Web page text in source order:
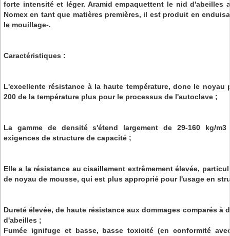
forte intensité et léger. Aramid empaquettent le nid d'abeilles
Nomex en tant que matières premières, il est produit en
le mouillage-.
Caractéristiques :
L'excellente résistance à la haute température, donc le
200 de la température plus pour le processus de l'autoclave ;
La gamme de densité s'étend largement de 29-160 kg/
exigences de structure de capacité ;
Elle a la résistance au cisaillement extrêmement élevée,
de noyau de mousse, qui est plus approprié pour l'usage en
Dureté élevée, de haute résistance aux dommages comparés à
d'abeilles ;
Fumée ignifuge et basse, basse toxicité (en conformité